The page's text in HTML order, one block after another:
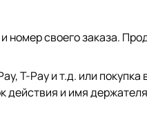
номер своего заказа.
Т-Pay и т.д. или покупка
действия и имя